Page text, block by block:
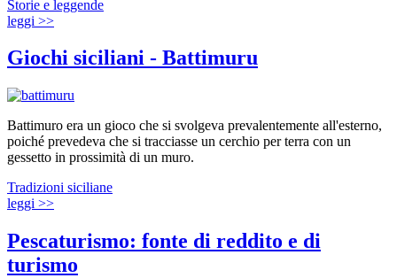
Storie e leggende
leggi >>
Giochi siciliani - Battimuru
Battimuro era un gioco che si svolgeva prevalentemente all'esterno,
poiché prevedeva che si tracciasse un cerchio per terra con un
gessetto in prossimità di un muro.
Tradizioni siciliane
leggi >>
Pescaturismo: fonte di reddito e di
turismo